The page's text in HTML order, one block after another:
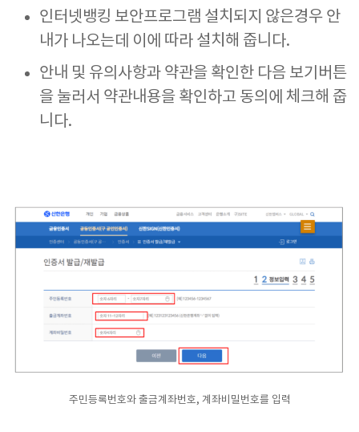
인터넷뱅킹 보안프로그램 설치되지 않은경우 안
내가 나오는데 이에 따라 설치해 줍니다.
안내 및 유의사항과 약관을 확인한 다음 보기버튼
을 눌러서 약관내용을 확인하고 동의에 체크해 줍
니다.
주민등록번호와 출금계좌번호, 계좌비밀번호를 입력